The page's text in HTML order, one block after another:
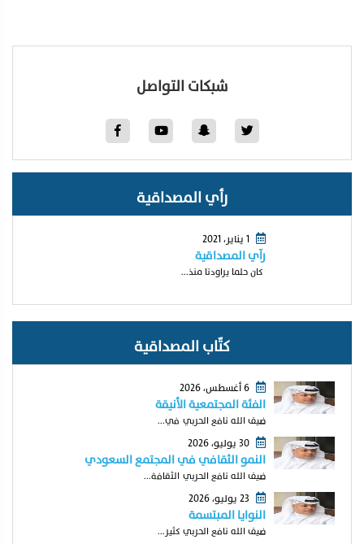
شبكات التواصل
رأي المصداقية
1 يناير، 2021
رآي المصداقية
كان حلما يراودنا منذ...
كتّاب المصداقية
6 أغسطس، 2026
الفئة المجتمعية الأنيقة
ضيف الله نافع الحربي في...
30 يوليو، 2026
النمو الثقافي في المجتمع السعودي
ضيف الله نافع الحربي الثقافة...
النوايا المبتسمة
ضيف الله نافع الحربي كثير...